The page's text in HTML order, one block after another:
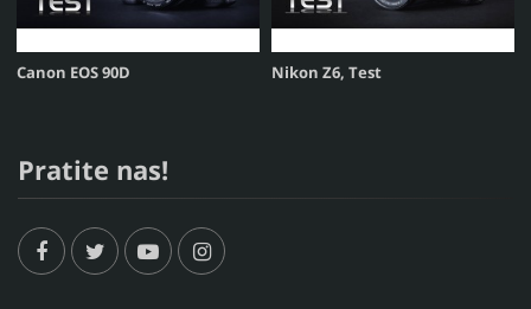
Canon EOS 90D Nikon Z6, Test
Pratite nas!